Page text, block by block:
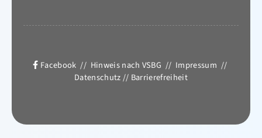
Facebook // Hinweis nach VSBG // Impressum //
Datenschutz// Barrierefreiheit